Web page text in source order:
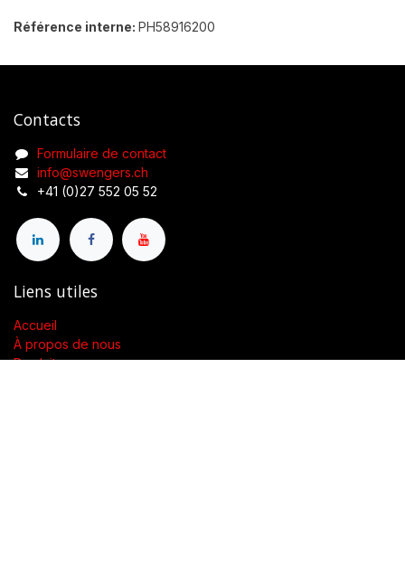
Référence interne: PH58916200
Contacts
Formulaire de contact
info@swengers.ch
+41 (0)27 552 05 52
Liens utiles
Accueil
À propos de nous
Produits